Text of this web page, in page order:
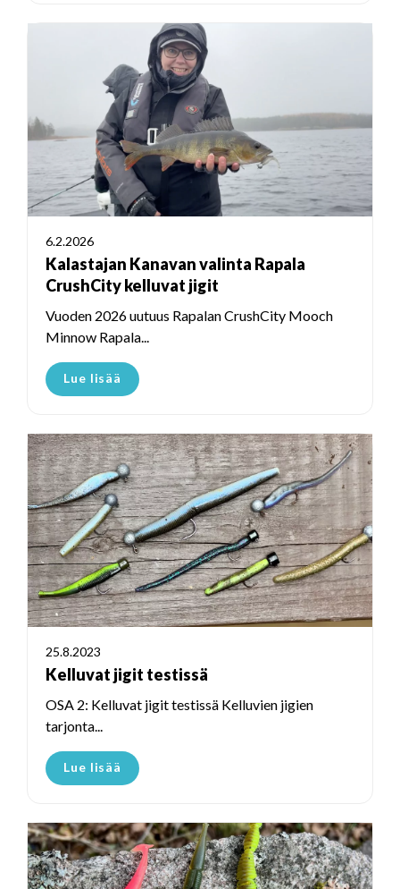
6.2.2026
Kalastajan Kanavan valinta Rapala
CrushCity kelluvat jigit
Vuoden 2026 uutuus Rapalan CrushCity Mooch
Minnow Rapala...
Lue lisää
25.8.2023
Kelluvat jigit testissä
OSA 2: Kelluvat jigit testissä Kelluvien jigien
tarjonta...
Lue lisää